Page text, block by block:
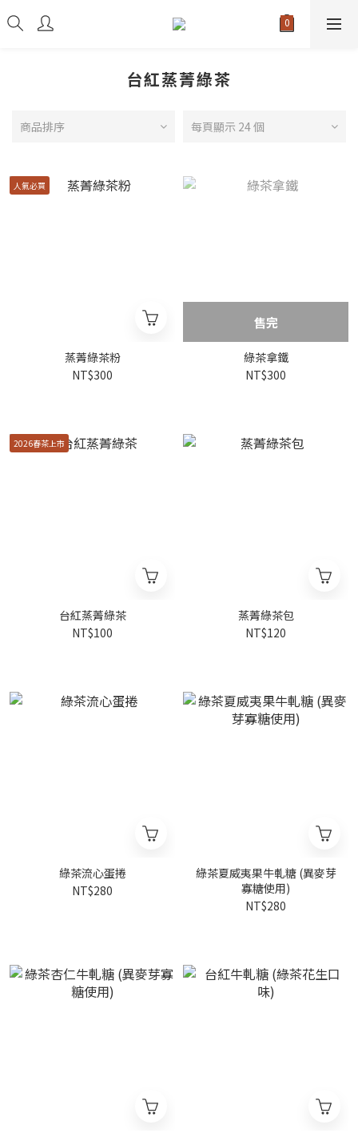
台紅蒸菁綠茶
商品排序 每頁顯示 24 個
人氣必買
蒸菁綠茶粉
NT$300
售完
綠茶拿鐵
NT$300
2026春茶上市
台紅蒸菁綠茶
NT$100
蒸菁綠茶包
NT$120
綠茶流心蛋捲
NT$280
綠茶夏威夷果牛軋糖 (異麥芽
寡糖使用)
NT$280